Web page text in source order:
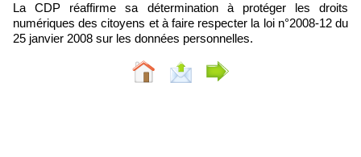
La CDP réaffirme sa détermination à protéger les droits
numériques des citoyens et à faire respecter la loi n°2008-12 du
25 janvier 2008 sur les données personnelles.